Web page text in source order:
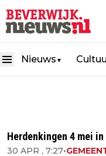
Nieuws ▼
Herdenkingen 4 mei
30 APR , 7:27•